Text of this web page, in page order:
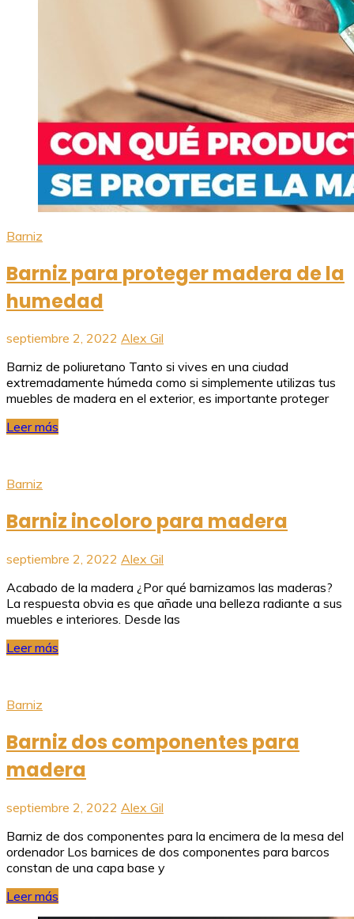
Barniz
Barniz para proteger madera de la
humedad
septiembre 2, 2022 Alex Gil
Barniz de poliuretano Tanto si vives en una ciudad
extremadamente húmeda como si simplemente utilizas tus
muebles de madera en el exterior, es importante proteger
Leer más
Barniz
Barniz incoloro para madera
septiembre 2, 2022 Alex Gil
Acabado de la madera ¿Por qué barnizamos las maderas?
La respuesta obvia es que añade una belleza radiante a sus
muebles e interiores. Desde las
Leer más
Barniz
Barniz dos componentes para
madera
septiembre 2, 2022 Alex Gil
Barniz de dos componentes para la encimera de la mesa del
ordenador Los barnices de dos componentes para barcos
constan de una capa base y
Leer más